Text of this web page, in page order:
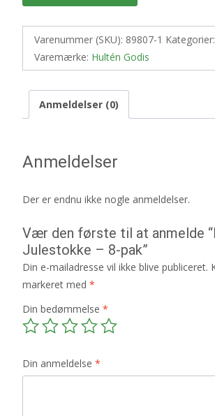
Varenummer (SKU): 89807-1 Kategorier:
Varemærke: Hultén Godis
Anmeldelser (0)
Anmeldelser
Der er endnu ikke nogle anmeldelser.
Vær den første til at anmelde
Julestokke – 8-pak”
Din e-mailadresse vil ikke blive publiceret.
markeret med *
Din bedømmelse *
Din anmeldelse *